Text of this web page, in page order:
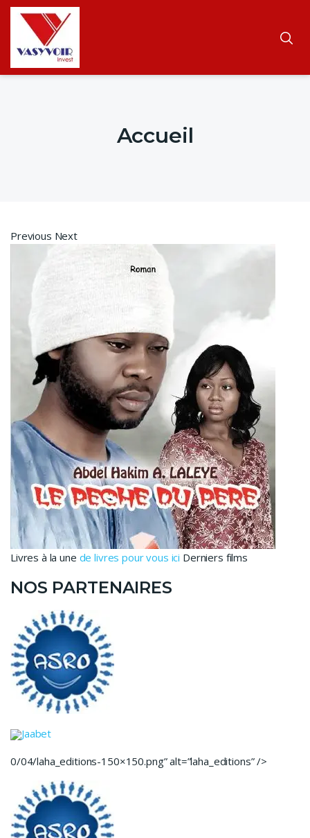
Accueil
Previous Next
Livres à la une de livres pour vous ici Derniers films
NOS PARTENAIRES
Jaabet
0/04/laha_editions-150×150.png” alt=”laha_editions” />